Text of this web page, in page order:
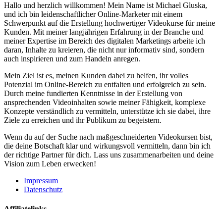
Hallo und herzlich willkommen! Mein Name ist Michael Gluska,
und ich bin leidenschaftlicher Online-Marketer mit einem
Schwerpunkt auf die Erstellung hochwertiger Videokurse für meine
Kunden. Mit meiner langjährigen Erfahrung in der Branche und
meiner Expertise im Bereich des digitalen Marketings arbeite ich
daran, Inhalte zu kreieren, die nicht nur informativ sind, sondern
auch inspirieren und zum Handeln anregen.
Mein Ziel ist es, meinen Kunden dabei zu helfen, ihr volles
Potenzial im Online-Bereich zu entfalten und erfolgreich zu sein.
Durch meine fundierten Kenntnisse in der Erstellung von
ansprechenden Videoinhalten sowie meiner Fähigkeit, komplexe
Konzepte verständlich zu vermitteln, unterstütze ich sie dabei, ihre
Ziele zu erreichen und ihr Publikum zu begeistern.
Wenn du auf der Suche nach maßgeschneiderten Videokursen bist,
die deine Botschaft klar und wirkungsvoll vermitteln, dann bin ich
der richtige Partner für dich. Lass uns zusammenarbeiten und deine
Vision zum Leben erwecken!
Impressum
Datenschutz